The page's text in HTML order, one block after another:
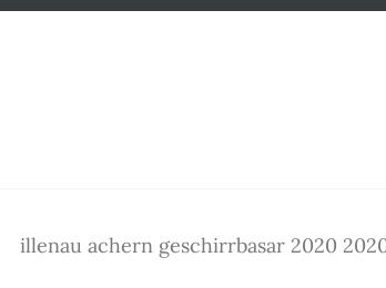
illenau achern geschirrbasar 2020